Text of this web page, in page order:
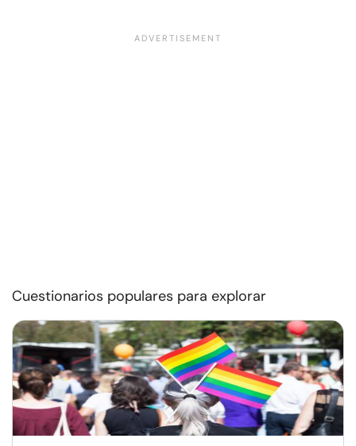
Cuestionarios populares para explorar